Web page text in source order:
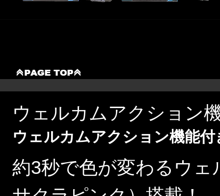
ウェルカムアクション
ウェルカムアクション機能
約3秒で色が変わるウ